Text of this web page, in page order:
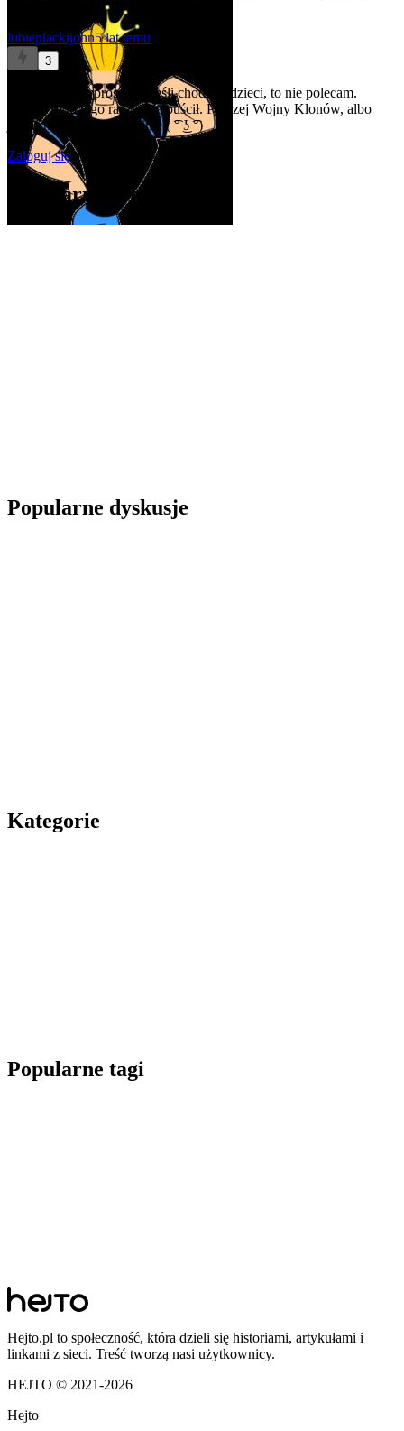
lubieplackijohn5 lat temu
3
Ależ proszę! A jeśli chodzi o dzieci, to nie polecam.
Swoim bym tego raczej nie puścił. Prędzej Wojny Klonów, albo
jakieś mniej krwawe anime ( ͡° ͜ʖ ͡°)
Zaloguj się aby komentować
Popularne artykuły
Popularne dyskusje
Kategorie
Popularne tagi
Hejto.pl to społeczność, która dzieli się historiami, artykułami i
linkami z sieci. Treść tworzą nasi użytkownicy.
HEJTO © 2021-2026
Hejto